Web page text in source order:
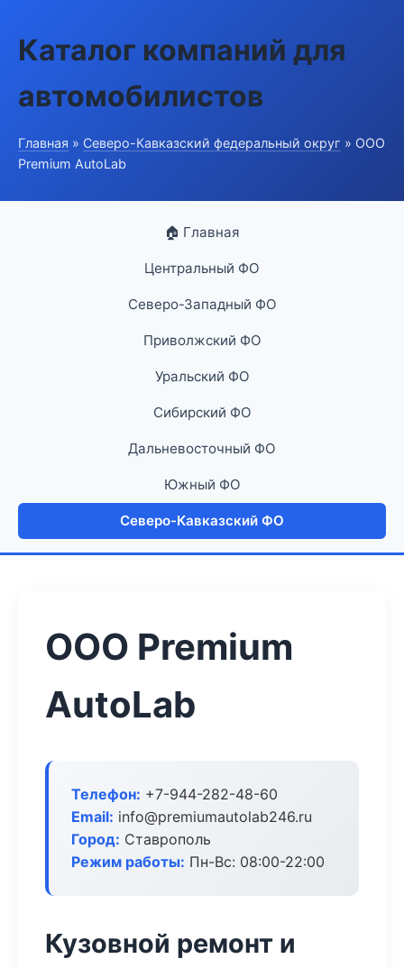
Каталог компаний для
автомобилистов
Главная » Северо-Кавказский федеральный округ » ООО
Premium AutoLab
🏠 Главная
Центральный ФО
Северо-Западный ФО
Приволжский ФО
Уральский ФО
Сибирский ФО
Дальневосточный ФО
Южный ФО
Северо-Кавказский ФО
ООО Premium
AutoLab
Телефон: +7-944-282-48-60
Email: info@premiumautolab246.ru
Город: Ставрополь
Режим работы: Пн-Вс: 08:00-22:00
Кузовной ремонт и